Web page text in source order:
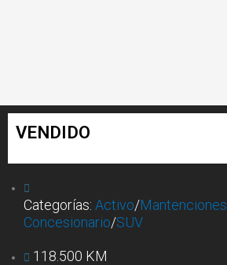
VENDIDO
Categorías: Activo/Mantenciones
Concesionario/SUV
118.500 KM